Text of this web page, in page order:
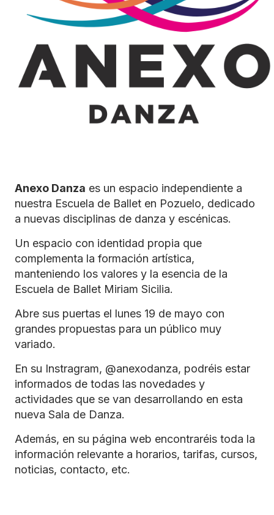
Anexo Danza es un espacio independiente a
nuestra Escuela de Ballet en Pozuelo, dedicado
a nuevas disciplinas de danza y escénicas.
Un espacio con identidad propia que
complementa la formación artística,
manteniendo los valores y la esencia de la
Escuela de Ballet Miriam Sicilia.
Abre sus puertas el lunes 19 de mayo con
grandes propuestas para un público muy
variado.
En su Instragram, @anexodanza, podréis estar
informados de todas las novedades y
actividades que se van desarrollando en esta
nueva Sala de Danza.
Además, en su página web encontraréis toda la
información relevante a horarios, tarifas, cursos,
noticias, contacto, etc.